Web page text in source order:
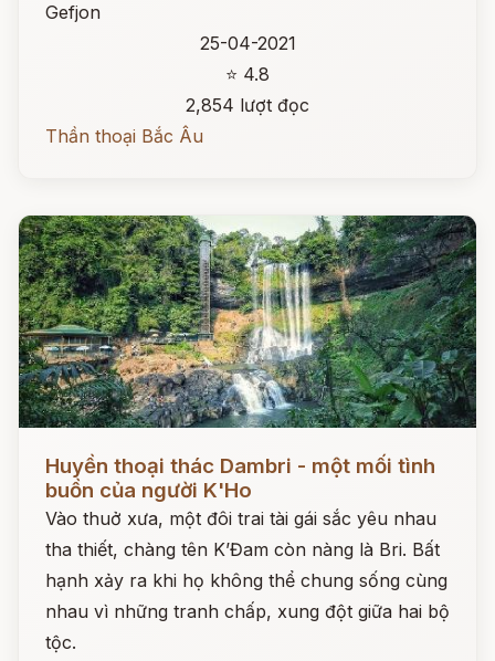
Gefjon
25-04-2021
⭐ 4.8
2,854 lượt đọc
Thần thoại Bắc Âu
Đọc ngay
Huyền thoại thác Dambri - một mối tình
buồn của người K'Ho
Vào thuở xưa, một đôi trai tài gái sắc yêu nhau
tha thiết, chàng tên K’Đam còn nàng là Bri. Bất
hạnh xảy ra khi họ không thể chung sống cùng
nhau vì những tranh chấp, xung đột giữa hai bộ
tộc.